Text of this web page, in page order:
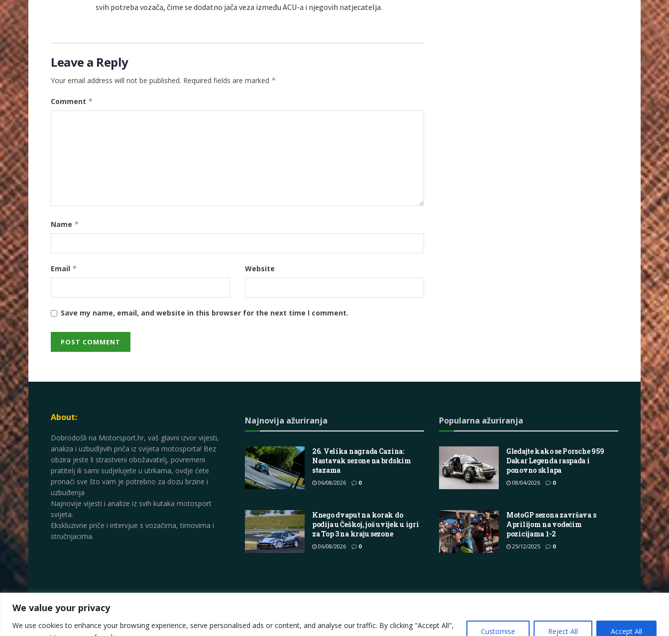
We value your privacy
We use cookies to enhance your browsing experience, serve personalised ads or content, and analyse our traffic. By clicking "Accept All",
Customise Reject All Accept All
svih potreba vozača, čime se dodatno jača veza između ACU-a i njegovih natjecatelja.
Leave a Reply
Your email address will not be published. Required fields are marked *
Comment *
Name *
Email * Website
Save my name, email, and website in this browser for the next time I comment.
About:
Dobrodošli na Motorsport.hr, vaš glavni izvor vijesti,
analiza i uzbudljivih priča iz svijeta motosporta! Bez
obzira jeste li strastveni obožavatelj, povremeni
pratitelj ili sami sudjelujete u utrkama, ovdje ćete
pronaći sve što vam je potrebno za dozu brzine i
uzbuđenja
Najnovije vijesti i analize iz svih kutaka motosport
svijeta.
Ekskluzivne priče i intervjue s vozačima, timovima i
stručnjacima.
Najnovija ažuriranja
26. Velika nagrada Cazina:
Nastavak sezone na brdskim
stazama
06/08/2026 0
Knego dvaput na korak do
podija u Češkoj, još uvijek u igri
za Top 3 na kraju sezone
06/08/2026 0
Popularna ažuriranja
Gledajte kako se Porsche 959
Dakar Legenda raspada i
ponovno sklapa
08/04/2026 0
MotoGP sezona završava s
Aprilijom na vodećim
pozicijama 1-2
25/12/2025 0
Privacy Policy Terms Marketing i oglašavanje